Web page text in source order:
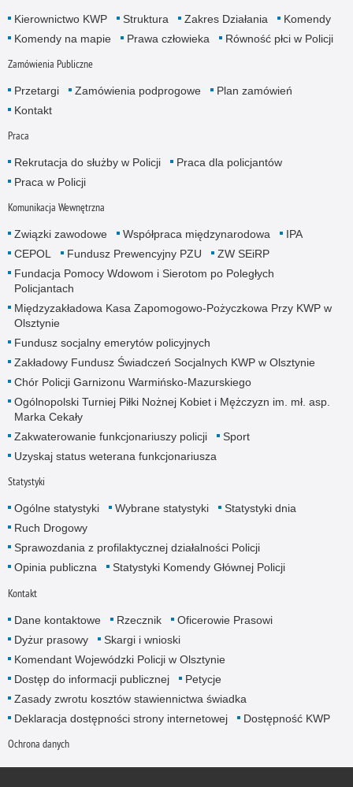
Kierownictwo KWP Struktura Zakres Działania
Komendy
Komendy na mapie
Prawa człowieka Równość płci w Policji
Zamówienia Publiczne
Przetargi Zamówienia podprogowe
Plan zamówień
Kontakt
Praca
Rekrutacja do służby w Policji
Praca dla policjantów
Praca w Policji
Komunikacja Wewnętrzna
Związki zawodowe Współpraca międzynarodowa
IPA
CEPOL
Fundusz Prewencyjny PZU
ZW SEiRP
Fundacja Pomocy Wdowom i Sierotom po Poległych
Policjantach
Międzyzakładowa Kasa Zapomogowo-Pożyczkowa Przy KWP w
Olsztynie
Fundusz socjalny emerytów policyjnych
Zakładowy Fundusz Świadczeń Socjalnych KWP w Olsztynie
Chór Policji Garnizonu Warmińsko-Mazurskiego
Ogólnopolski Turniej Piłki Nożnej Kobiet i Mężczyzn im. mł. asp.
Marka Cekały
Zakwaterowanie funkcjonariuszy policji
Sport
Uzyskaj status weterana funkcjonariusza
Statystyki
Ogólne statystyki Wybrane statystyki
Statystyki dnia
Ruch Drogowy
Sprawozdania z profilaktycznej działalności Policji
Opinia publiczna
Statystyki Komendy Głównej Policji
Kontakt
Dane kontaktowe Rzecznik
Oficerowie Prasowi
Dyżur prasowy
Skargi i wnioski
Komendant Wojewódzki Policji w Olsztynie
Dostęp do informacji publicznej
Petycje
Zasady zwrotu kosztów stawiennictwa świadka
Deklaracja dostępności strony internetowej
Dostępność KWP
Ochrona danych